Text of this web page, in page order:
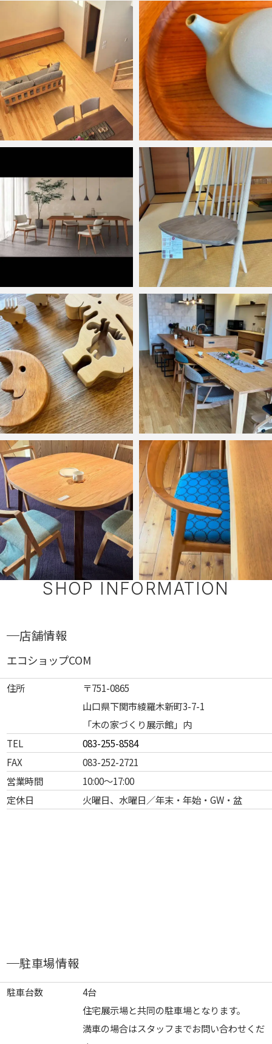
SHOP INFORMATION
店舗情報
エコショップCOM
住所
〒751-0865
山口県下関市綾羅木新町3-7-1
「木の家づくり展示館」内
TEL
083-255-8584
FAX
083-252-2721
営業時間
10:00～17:00
定休日
火曜日、水曜日／年末・年始・GW・盆
駐車場情報
駐車台数
4台
住宅展示場と共同の駐車場となります。
満車の場合はスタッフまでお問い合わせくだ